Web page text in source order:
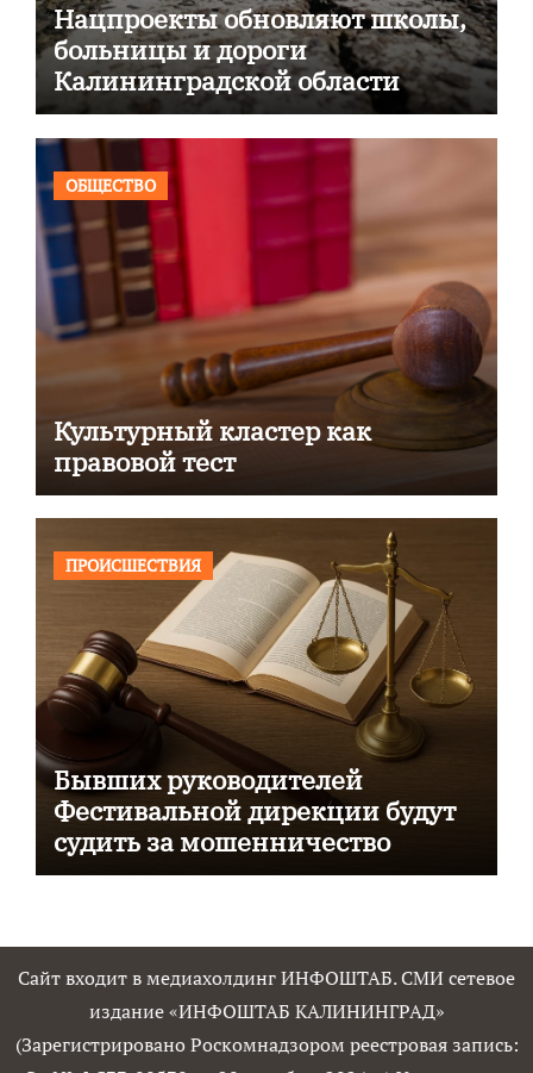
Нацпроекты обновляют школы,
больницы и дороги
Калининградской области
ОБЩЕСТВО
Культурный кластер как
правовой тест
ПРОИСШЕСТВИЯ
Бывших руководителей
Фестивальной дирекции будут
судить за мошенничество
Сайт входит в медиахолдинг ИНФОШТАБ. СМИ сетевое
издание «ИНФОШТАБ КАЛИНИНГРАД»
(Зарегистрировано Роскомнадзором реестровая запись: